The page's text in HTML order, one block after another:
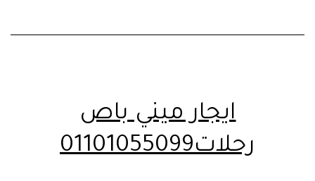
ايجار ميني باص
رحلات01101055099